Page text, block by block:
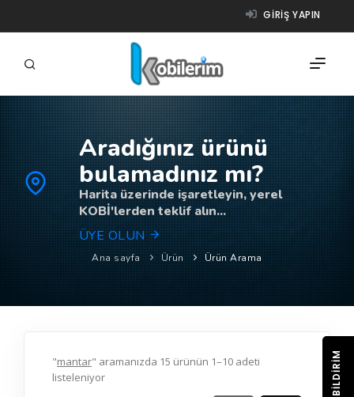
GIRIŞ YAPIN
FIRMALAR
ÜRÜNLER
NASIL ÇALIŞIR?
YARDIM
Aradığınız ürünü
bulamadınız mı?
Harita üzerinde işaretleyin, yerel
KOBİ'lerden teklif alın...
ÜYE OLUN
Ana sayfa Ürün Ürün Arama
"mantar" aramanızda 15 ürünün 1–10 adeti
listeleniyor
BILDIRIM